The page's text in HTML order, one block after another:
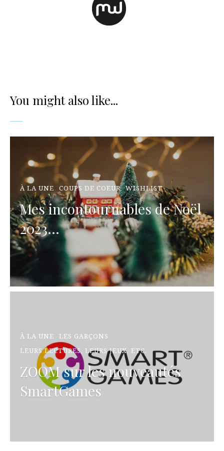
You might also like...
À LA UNE COUPS DE COEUR WISHLIST
Mes incontournables de Noël
2023...
À LA UNE
LES GARÇONS
LEURS LECTURES, LEURS JEUX, ETC.
ZOOM sur les nouveautés
SmartGames